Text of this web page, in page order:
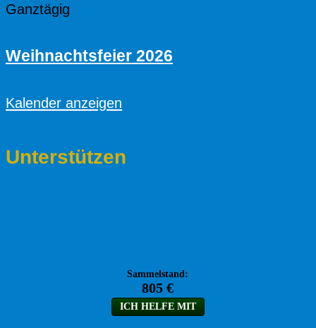
Ganztägig
Weihnachtsfeier 2026
Kalender anzeigen
Unterstützen